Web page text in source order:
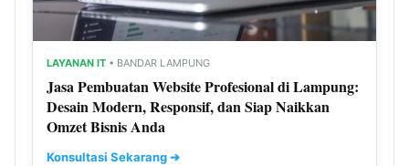
LAYANAN IT • BANDAR LAMPUNG
Jasa Pembuatan Website Profesional di Lampung:
Desain Modern, Responsif, dan Siap Naikkan
Omzet Bisnis Anda
Konsultasi Sekarang ➔